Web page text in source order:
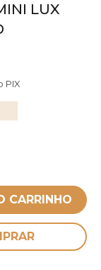
LUX
PIX
CARRINHO